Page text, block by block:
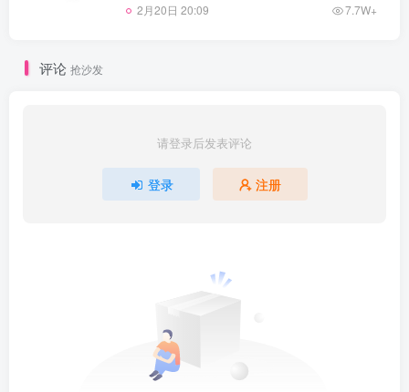
2月20日 20:09 7.7W+
评论 抢沙发
请登录后发表评论
登录 注册